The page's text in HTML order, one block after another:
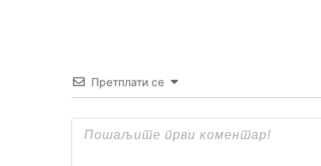
Претплати се